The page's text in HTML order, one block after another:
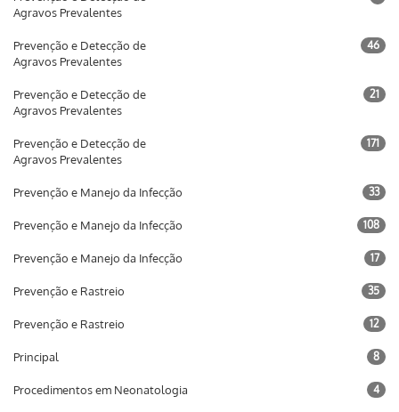
Agravos Prevalentes
Prevenção e Detecção de
Agravos Prevalentes
46
Prevenção e Detecção de
Agravos Prevalentes
21
Prevenção e Detecção de
Agravos Prevalentes
171
Prevenção e Manejo da Infecção 33
Prevenção e Manejo da Infecção 108
Prevenção e Manejo da Infecção 17
Prevenção e Rastreio 35
Prevenção e Rastreio 12
Principal 8
Procedimentos em Neonatologia 4